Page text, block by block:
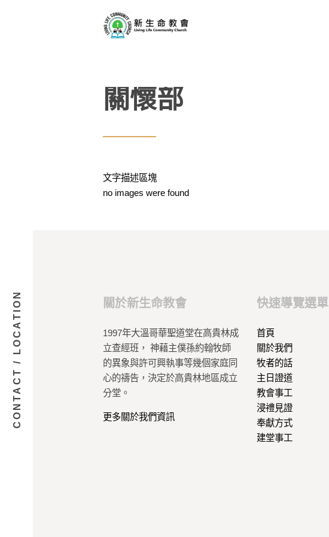
關懷部
文字描述區塊
no images were found
關於新生命教會
1997年大溫哥華聖道堂在高貴林成
立查經班， 神藉主僕孫約翰牧師
的異象與許可興執事等幾個家庭同
心的禱告，決定於高貴林地區成立
分堂。
更多關於我們資訊
快速導覽選單
首頁
關於我們
牧者的話
主日證道
教會事工
浸禮見證
奉獻方式
建堂事工
CONTACT / LOCATION